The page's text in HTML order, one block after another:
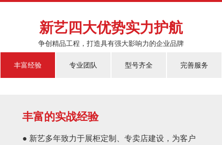
新艺四大优势实力护航
争创精品工程，打造具有强大影响力的企业品牌
丰富经验 专业团队 型号齐全 完善服务
丰富的实战经验
● 新艺多年致力于展柜定制、专卖店建设，为客户